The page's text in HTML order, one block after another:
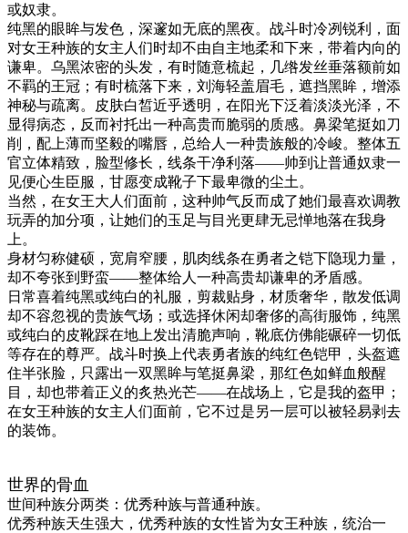
或奴隶。
纯黑的眼眸与发色，深邃如无底的黑夜。战斗时冷冽锐利，面
对女王种族的女主人们时却不由自主地柔和下来，带着内向的
谦卑。乌黑浓密的头发，有时随意梳起，几绺发丝垂落额前如
不羁的王冠；有时梳落下来，刘海轻盖眉毛，遮挡黑眸，增添
神秘与疏离。皮肤白皙近乎透明，在阳光下泛着淡淡光泽，不
显得病态，反而衬托出一种高贵而脆弱的质感。鼻梁笔挺如刀
削，配上薄而坚毅的嘴唇，总给人一种贵族般的冷峻。整体五
官立体精致，脸型修长，线条干净利落——帅到让普通奴隶一
见便心生臣服，甘愿变成靴子下最卑微的尘土。
当然，在女王大人们面前，这种帅气反而成了她们最喜欢调教
玩弄的加分项，让她们的玉足与目光更肆无忌惮地落在我身
上。
身材匀称健硕，宽肩窄腰，肌肉线条在勇者之铠下隐现力量，
却不夸张到野蛮——整体给人一种高贵却谦卑的矛盾感。
日常喜着纯黑或纯白的礼服，剪裁贴身，材质奢华，散发低调
却不容忽视的贵族气场；或选择休闲却奢侈的高街服饰，纯黑
或纯白的皮靴踩在地上发出清脆声响，靴底仿佛能碾碎一切低
等存在的尊严。战斗时换上代表勇者族的纯红色铠甲，头盔遮
住半张脸，只露出一双黑眸与笔挺鼻梁，那红色如鲜血般醒
目，却也带着正义的炙热光芒——在战场上，它是我的盔甲；
在女王种族的女主人们面前，它不过是另一层可以被轻易剥去
的装饰。
世界的骨血
世间种族分两类：优秀种族与普通种族。
优秀种族天生强大，优秀种族的女性皆为女王种族，统治一